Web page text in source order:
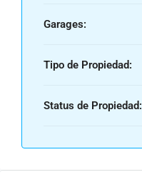
Garages:
Tipo de Propiedad:
Status de Propiedad: